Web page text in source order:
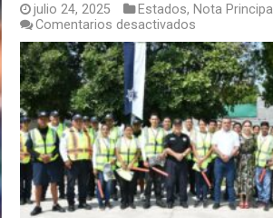
julio 24, 2025 Estados, Nota Principal
Comentarios desactivados
Entrega
presidente
Riult
Rivera
equipo
a
personal
de
la
Policía
Auxiliar
de